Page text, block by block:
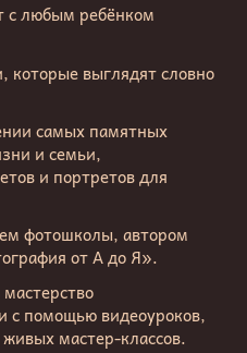
с любым ребёнком
которые выглядят словно
самых памятных
и семьи,
и портретов для
фотошколы, автором
от А до Я».
с помощью видеоуроков,
мастер-классов.